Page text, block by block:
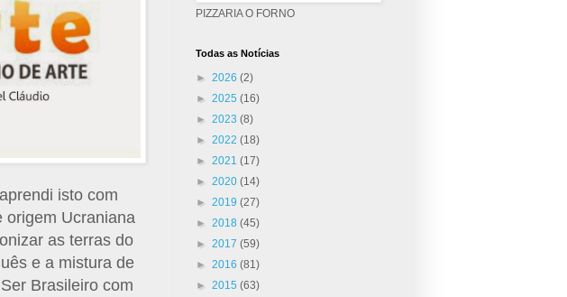
isto com
origem Ucraniana
as terras do
e a mistura de
Brasileiro com
PIZZARIA O FORNO
Todas as Notícias
► 2026 (2)
► 2025 (16)
► 2023 (8)
► 2022 (18)
► 2021 (17)
► 2020 (14)
► 2019 (27)
► 2018 (45)
► 2017 (59)
► 2016 (81)
► 2015 (63)